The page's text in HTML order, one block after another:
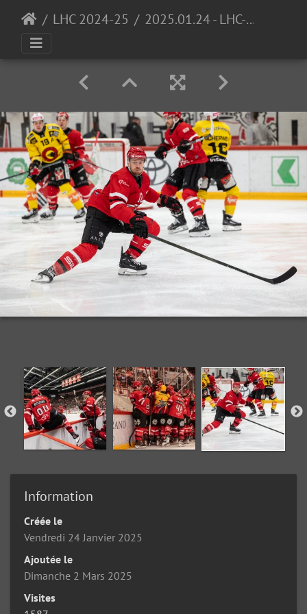
LHC 2024-25 2025.01.24 - LHC-SCB 7302
Information
Créée le
Vendredi 24 Janvier 2025
Ajoutée le
Dimanche 2 Mars 2025
Visites